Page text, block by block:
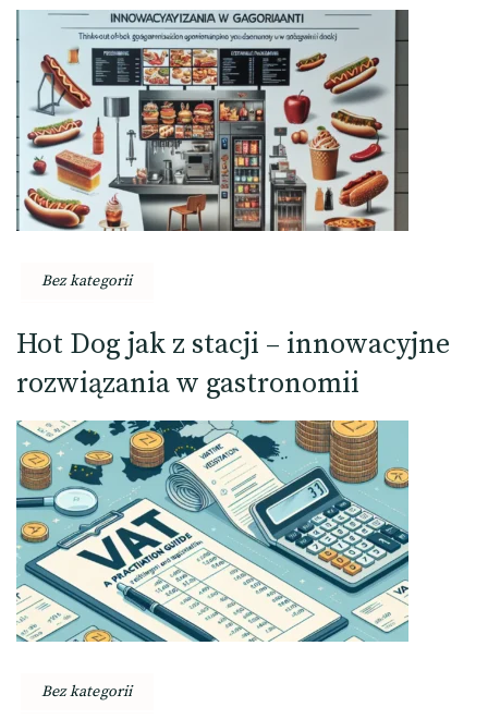
Bez kategorii
Hot Dog jak z stacji – innowacyjne
rozwiązania w gastronomii
Bez kategorii